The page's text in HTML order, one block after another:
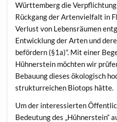
Württemberg die Verpflichtung
Rückgang der Artenvielfalt in
Verlust von Lebensräumen
Entwicklung der Arten und
befördern (§1a)“. Mit einer
Hühnerstein möchten wir
Bebauung dieses ökologisch
strukturreichen Biotops hätte.
Um der interessierten
Bedeutung des „Hühnerstein“